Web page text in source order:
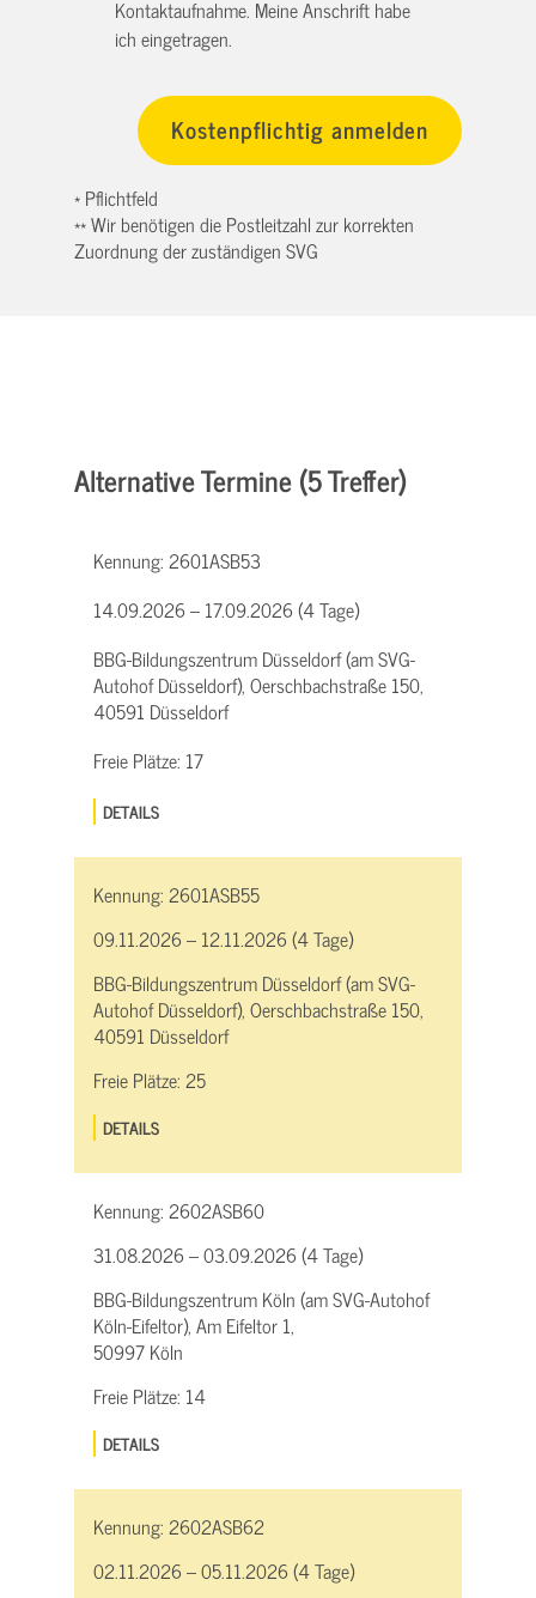
Kontaktaufnahme. Meine Anschrift habe
ich eingetragen.
* Pflichtfeld
** Wir benötigen die Postleitzahl zur korrekten
Zuordnung der zuständigen SVG
Alternative Termine (5 Treffer)
Kennung:2601ASB53
14.09.2026 – 17.09.2026 (4 Tage)
BBG-Bildungszentrum Düsseldorf (am SVG-
Autohof Düsseldorf), Oerschbachstraße 150,
40591 Düsseldorf
Freie Plätze: 17
DETAILS
Kennung:2601ASB55
09.11.2026 – 12.11.2026 (4 Tage)
BBG-Bildungszentrum Düsseldorf (am SVG-
Autohof Düsseldorf), Oerschbachstraße 150,
40591 Düsseldorf
Freie Plätze:25
DETAILS
Kennung:2602ASB60
31.08.2026 – 03.09.2026 (4 Tage)
BBG-Bildungszentrum Köln (am SVG-Autohof
Köln-Eifeltor), Am Eifeltor 1,
50997 Köln
Freie Plätze: 14
DETAILS
Kennung:2602ASB62
02.11.2026 – 05.11.2026 (4 Tage)